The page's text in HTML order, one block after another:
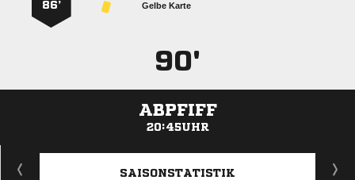
Gelbe Karte
86’
90'
ABPFIFF
20:45UHR
ANZEIGE
SAISONSTATISTIK